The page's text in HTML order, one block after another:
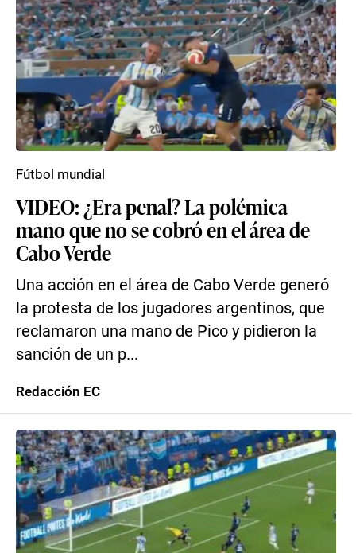
VIDEO: ¿Era penal? La polémica
mano que no se cobró en el área de
Cabo Verde
Una acción en el área de Cabo Verde generó
la protesta de los jugadores argentinos, que
reclamaron una mano de Pico y pidieron la
sanción de un p...
Fútbol mundial
Redacción EC